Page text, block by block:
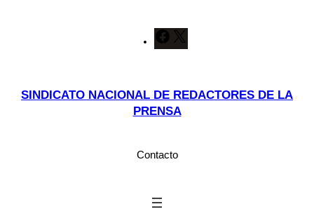
F
a
b
o
SINDICATO NACIONAL DE REDACTORES DE LA
PRENSA
Contacto